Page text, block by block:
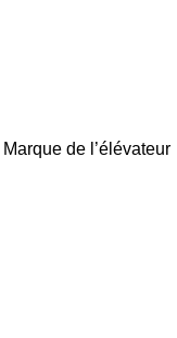
Marque de l’élévateur